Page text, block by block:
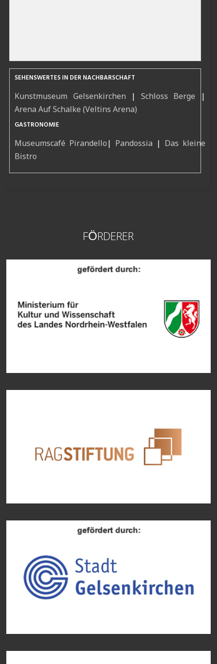
SEHENSWERTES IN DER NACHBARSCHAFT
Kunstmuseum Gelsenkirchen |Schloss Berge |
Arena Auf Schalke (Veltins Arena)
GASTRONOMIE
Museumscafé Pirandello| Pandossia | Das kleine
Bistro
FÖRDERER